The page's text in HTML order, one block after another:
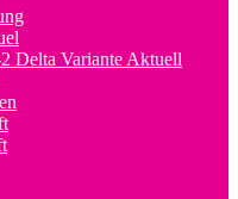
Delta Variante Aktuell